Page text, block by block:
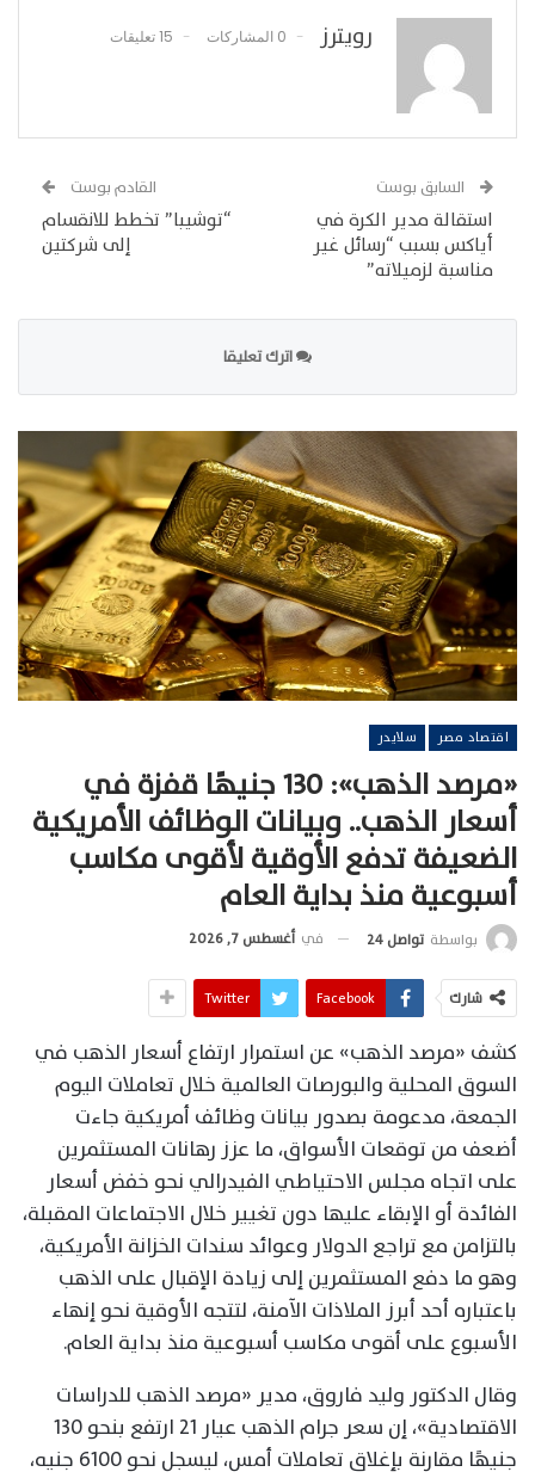
رويترز 0 المشاركات 15 تعليقات
السابق بوست
استقالة مدير الكرة في
أياكس بسبب “رسائل غير
مناسبة لزميلاته”
القادم بوست
“توشيبا” تخطط للانقسام
إلى شركتين
اترك تعليقا
اقتصاد مصر سلايدر
«مرصد الذهب»: 130 جنيهًا قفزة في
أسعار الذهب.. وبيانات الوظائف الأمريكية
الضعيفة تدفع الأوقية لأقوى مكاسب
أسبوعية منذ بداية العام
بواسطة تواصل 24 في أغسطس 7, 2026
شارك Facebook
Twitter
كشف «مرصد الذهب» عن استمرار ارتفاع أسعار الذهب في
السوق المحلية والبورصات العالمية خلال تعاملات اليوم
الجمعة، مدعومة بصدور بيانات وظائف أمريكية جاءت
أضعف من توقعات الأسواق، ما عزز رهانات المستثمرين
على اتجاه مجلس الاحتياطي الفيدرالي نحو خفض أسعار
الفائدة أو الإبقاء عليها دون تغيير خلال الاجتماعات المقبلة،
بالتزامن مع تراجع الدولار وعوائد سندات الخزانة الأمريكية،
وهو ما دفع المستثمرين إلى زيادة الإقبال على الذهب
باعتباره أحد أبرز الملاذات الآمنة، لتتجه الأوقية نحو إنهاء
الأسبوع على أقوى مكاسب أسبوعية منذ بداية العام.
وقال الدكتور وليد فاروق، مدير «مرصد الذهب للدراسات
الاقتصادية»، إن سعر جرام الذهب عيار 21 ارتفع بنحو 130
جنيهًا مقارنة بإغلاق تعاملات أمس، ليسجل نحو 6100 جنيه،